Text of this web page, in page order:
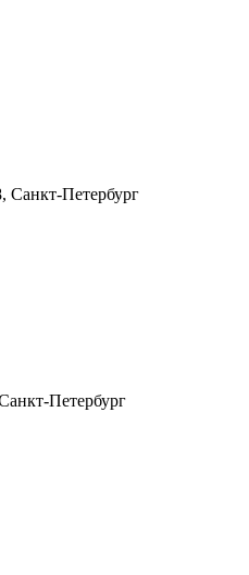
Санкт-Петербург
Петербург